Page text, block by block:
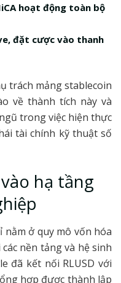
hoạt động toàn bộ
đặt cược vào thanh
trách mảng stablecoin
về thành tích này và
trong việc hiện thực
tài chính kỹ thuật số
hạ tầng
nằm ở quy mô vốn hóa
nền tảng và hệ sinh
đã kết nối RLUSD với
hợp được thành lập